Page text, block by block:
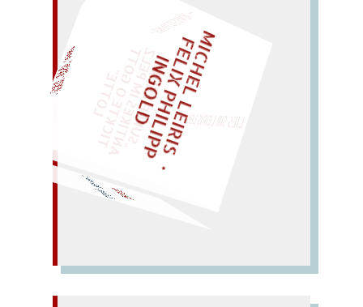
„
S
U
P
P
E
L
E
H
M
A
N
T
I
K
E
S
I
M
P
E
L
ZT
I
C
K
T
E
O
G
O
T
TL
O
T
T
E
"
darling! – Rille am Rand.
M
I
C
H
E
L
L
E
I
R
I
S
・
FE
L
I
X
P
H
I
L
I
P
P
IN
G
O
L
D
EINMAL!